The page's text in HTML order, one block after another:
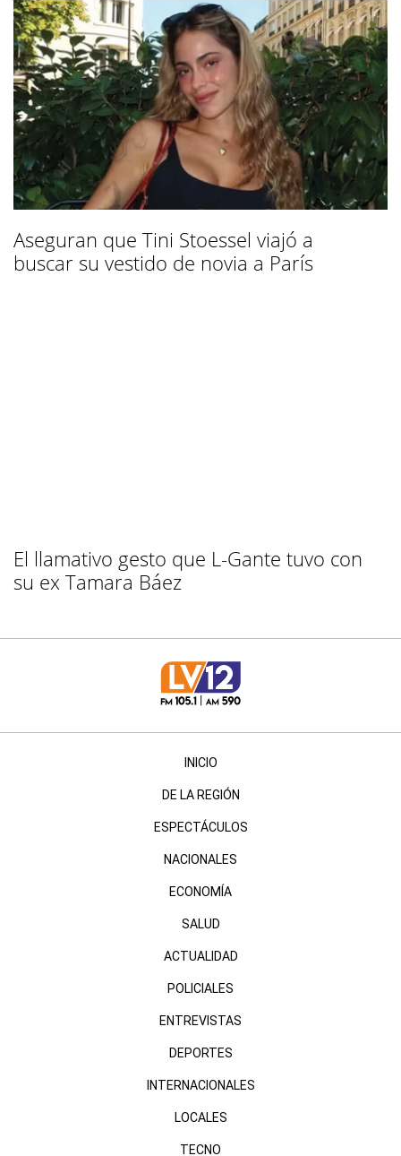
Aseguran que Tini Stoessel viajó a
buscar su vestido de novia a París
El llamativo gesto que L-Gante tuvo con
su ex Tamara Báez
INICIO
DE LA REGIÓN
ESPECTÁCULOS
NACIONALES
ECONOMÍA
SALUD
ACTUALIDAD
POLICIALES
ENTREVISTAS
DEPORTES
INTERNACIONALES
LOCALES
TECNO